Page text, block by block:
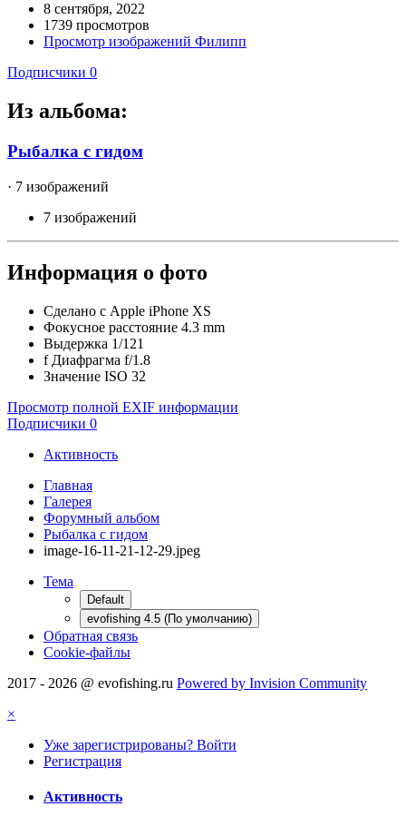
8 сентября, 2022
1739 просмотров
Просмотр изображений Филипп
Подписчики 0
Из альбома:
Рыбалка с гидом
· 7 изображений
7 изображений
Информация о фото
Сделано с Apple iPhone XS
Фокусное расстояние 4.3 mm
Выдержка 1/121
f Диафрагма f/1.8
Значение ISO 32
Просмотр полной EXIF информации
Подписчики 0
Активность
Главная
Галерея
Форумный альбом
Рыбалка с гидом
image-16-11-21-12-29.jpeg
Тема
Default
evofishing 4.5 (По умолчанию)
Обратная связь
Cookie-файлы
2017 - 2026 @ evofishing.ru Powered by Invision Community
×
Уже зарегистрированы? Войти
Регистрация
Активность